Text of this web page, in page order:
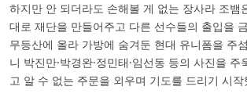
하지만 안 되더라도 손해볼 게 없는 장사라 조뱀
대로 재단을 만들어주고 다른 선수들의 출입을
무등산에 올라 가방에 숨겨둔 현대 유니폼을 주
니 박진만·박경완·정민태·임선동 등의 사진을
고 알 수 없는 주문을 외우며 기도를 드리기 시작